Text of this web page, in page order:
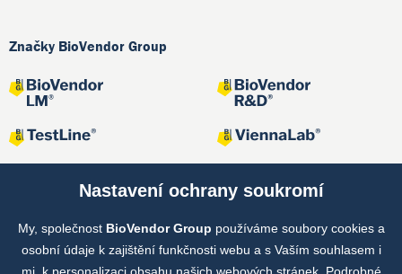
Značky BioVendor Group
Společné projekty
Nastavení ochrany soukromí
My, společnost BioVendor Group používáme soubory cookies a
osobní údaje k zajištění funkčnosti webu a s Vaším souhlasem i